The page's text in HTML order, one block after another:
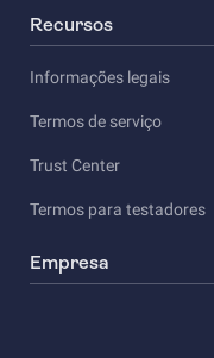
Recursos
Informações legais
Termos de serviço
Trust Center
Termos para testadores
Empresa